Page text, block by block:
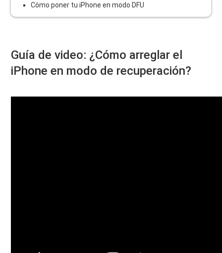
Cómo poner tu iPhone en modo DFU
Guía de video: ¿Cómo arreglar el
iPhone en modo de recuperación?